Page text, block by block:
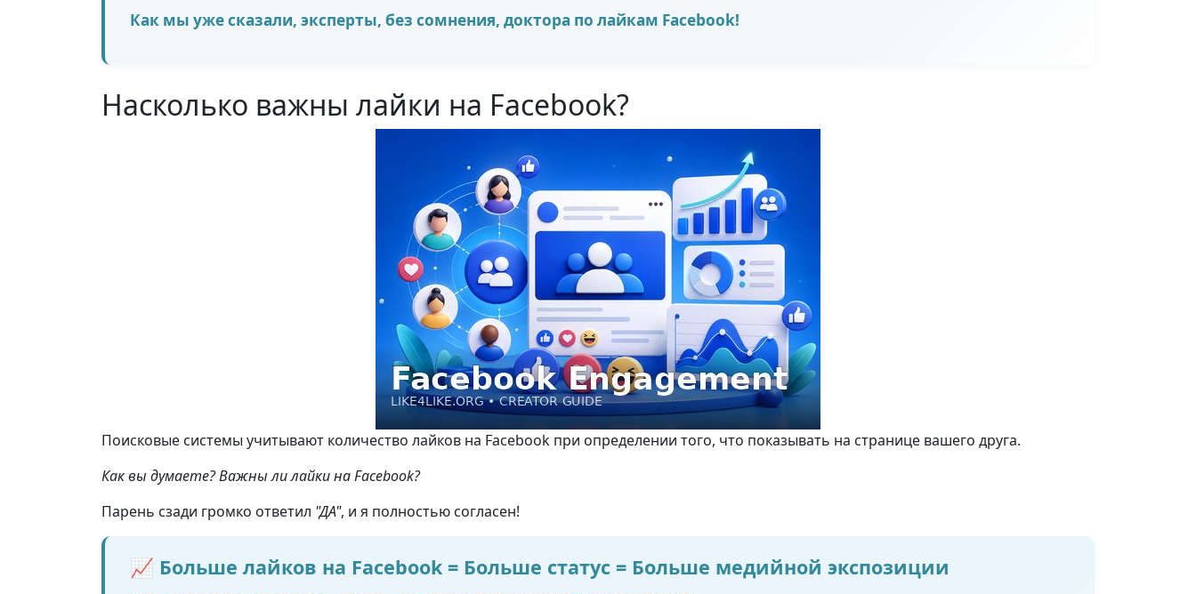
Как мы уже сказали, эксперты, без сомнения, доктора по лайкам Facebook!
Насколько важны лайки на Facebook?
Поисковые системы учитывают количество лайков на Facebook при определении того, что показывать на странице вашего друга.
Как вы думаете? Важны ли лайки на Facebook?
Парень сзади громко ответил "ДА", и я полностью согласен!
📈 Больше лайков на Facebook = Больше статус = Больше медийной экспозиции